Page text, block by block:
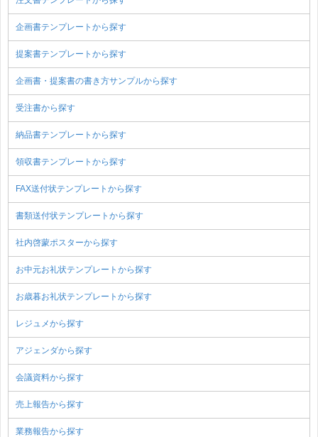
企画書テンプレートから探す
提案書テンプレートから探す
企画書・提案書の書き方サンプルから探す
受注書から探す
納品書テンプレートから探す
領収書テンプレートから探す
FAX送付状テンプレートから探す
書類送付状テンプレートから探す
社内啓蒙ポスターから探す
お中元お礼状テンプレートから探す
お歳暮お礼状テンプレートから探す
レジュメから探す
アジェンダから探す
会議資料から探す
売上報告から探す
業務報告から探す